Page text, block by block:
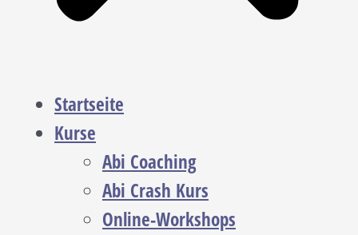
Startseite
Kurse
Abi Coaching
Abi Crash Kurs
Online-Workshops